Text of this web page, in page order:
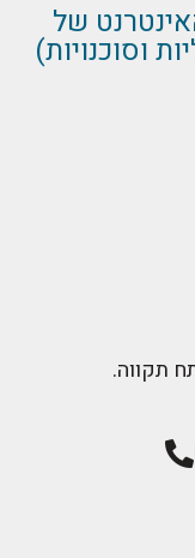
של
וסוכנויות)